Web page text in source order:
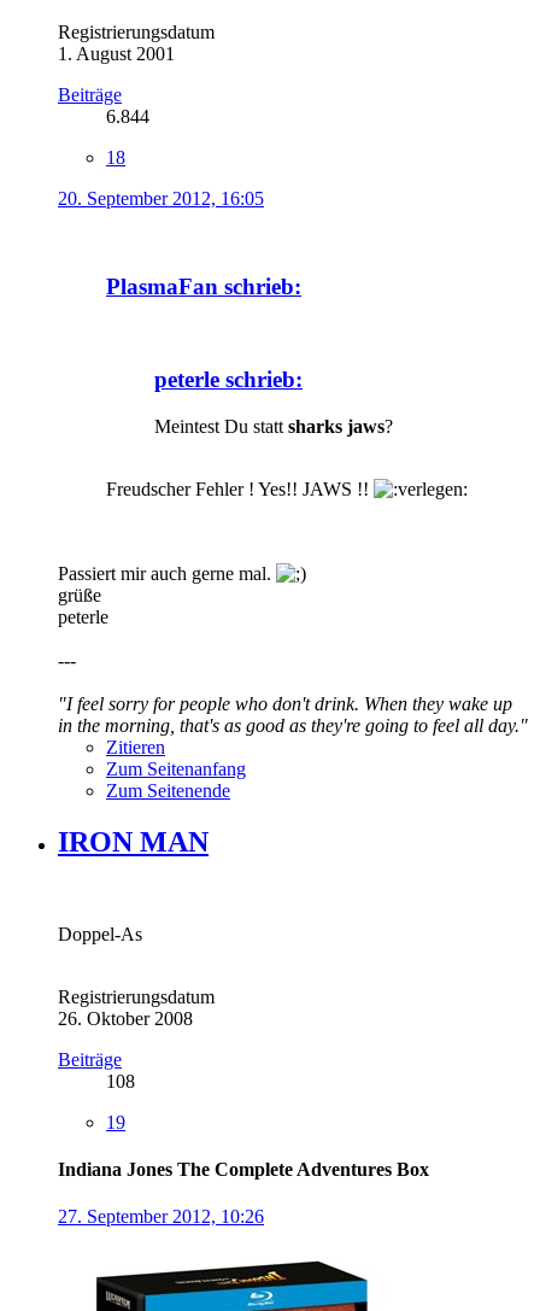
Registrierungsdatum
1. August 2001
Beiträge
6.844
18
20. September 2012, 16:05
PlasmaFan schrieb:
peterle schrieb:
Meintest Du statt sharks jaws?
Freudscher Fehler ! Yes!! JAWS !!
Passiert mir auch gerne mal.
grüße
peterle
---
"I feel sorry for people who don't drink. When they wake up
in the morning, that's as good as they're going to feel all day."
Zitieren
Zum Seitenanfang
Zum Seitenende
IRON MAN
Doppel-As
Registrierungsdatum
26. Oktober 2008
Beiträge
108
19
Indiana Jones The Complete Adventures Box
27. September 2012, 10:26